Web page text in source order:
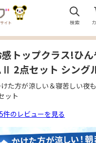
イト 検索
トップクラス!ひ
Ⅱ 2点セット シング
た方が涼しい＆寝苦しい夜
ット
件のレビューを見る